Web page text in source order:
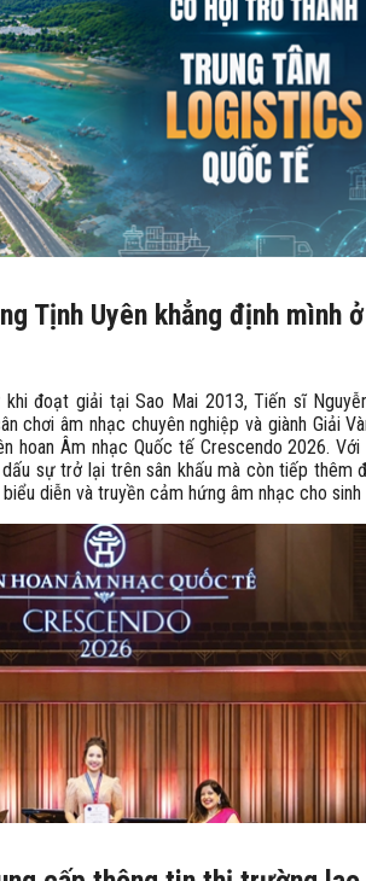
Tịnh Uyên khẳng định mình
đoạt giải tại Sao Mai 2013, Tiến sĩ
chơi âm nhạc chuyên nghiệp và giành Giải
hoan Âm nhạc Quốc tế Crescendo 2026.
sự trở lại trên sân khấu mà còn tiếp thêm
diễn và truyền cảm hứng âm nhạc cho sinh